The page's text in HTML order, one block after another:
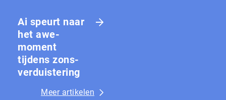
Ai speurt naar
het awe-
moment
tijdens zons­
ver­duis­te­ring
Meer artikelen